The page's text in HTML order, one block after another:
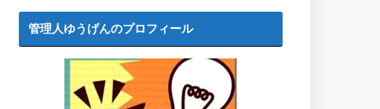
管理人ゆうげんのプロフィール